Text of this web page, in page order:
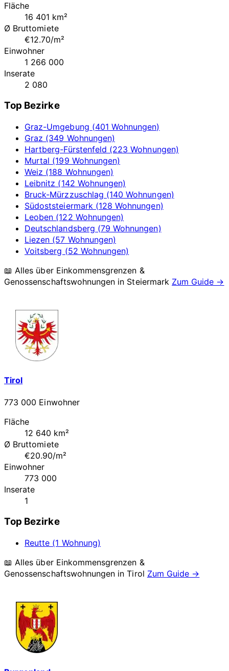
Fläche
16 401 km²
Ø Bruttomiete
€12.70/m²
Einwohner
1 266 000
Inserate
2 080
Top Bezirke
Graz-Umgebung (401 Wohnungen)
Graz (349 Wohnungen)
Hartberg-Fürstenfeld (223 Wohnungen)
Murtal (199 Wohnungen)
Weiz (188 Wohnungen)
Leibnitz (142 Wohnungen)
Bruck-Mürzzuschlag (140 Wohnungen)
Südoststeiermark (128 Wohnungen)
Leoben (122 Wohnungen)
Deutschlandsberg (79 Wohnungen)
Liezen (57 Wohnungen)
Voitsberg (52 Wohnungen)
📖 Alles über Einkommensgrenzen &
Genossenschaftswohnungen in Steiermark Zum Guide →
Tirol
773 000 Einwohner
Fläche
12 640 km²
Ø Bruttomiete
€20.90/m²
Einwohner
773 000
Inserate
1
Top Bezirke
Reutte (1 Wohnung)
📖 Alles über Einkommensgrenzen &
Genossenschaftswohnungen inTirol Zum Guide →